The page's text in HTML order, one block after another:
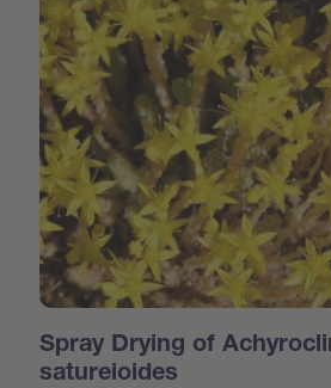
Spray Drying of
satureioides